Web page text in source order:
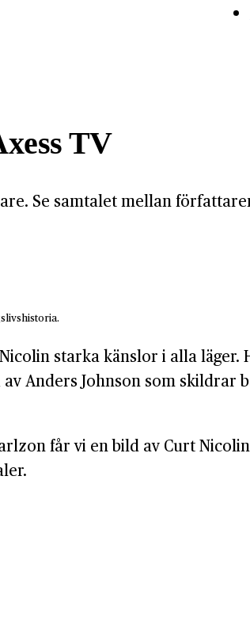
TV
Se samtalet mellan
starka känslor i alla
Anders Johnson som skildrar
får vi en bild av Curt